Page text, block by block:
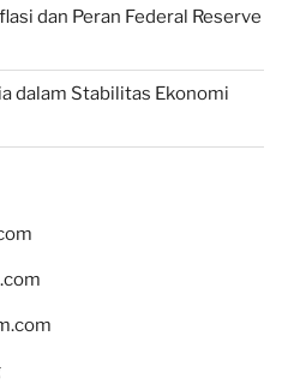
dan Peran Federal Reserve
dalam Stabilitas Ekonomi